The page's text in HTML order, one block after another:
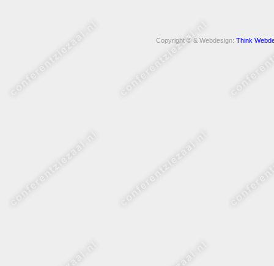
Copyright © & Webdesign: Think